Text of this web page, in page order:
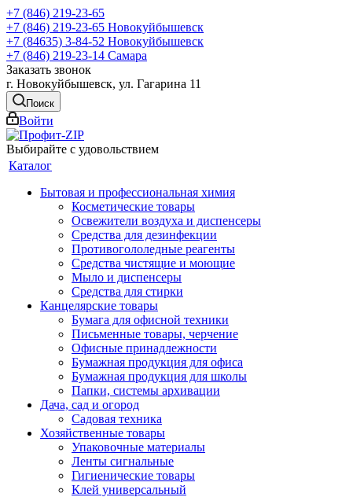
+7 (846) 219-23-65
+7 (846) 219-23-65 Новокуйбышевск
+7 (84635) 3-84-52 Новокуйбышевск
+7 (846) 219-23-14 Самара
Заказать звонок
г. Новокуйбышевск, ул. Гагарина 11
Поиск
Войти
Выбирайте с удовольствием
Каталог
Бытовая и профессиональная химия
Косметические товары
Освежители воздуха и диспенсеры
Средства для дезинфекции
Противогололедные реагенты
Средства чистящие и моющие
Мыло и диспенсеры
Средства для стирки
Канцелярские товары
Бумага для офисной техники
Письменные товары, черчение
Офисные принадлежности
Бумажная продукция для офиса
Бумажная продукция для школы
Папки, системы архивации
Дача, сад и огород
Садовая техника
Хозяйственные товары
Упаковочные материалы
Ленты сигнальные
Гигиенические товары
Клей универсальный